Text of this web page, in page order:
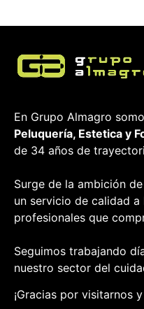
En Grupo Almagro
Peluquería, Estetica y
de 34 años de
Surge de la ambición
un servicio de calidad
profesionales que
Seguimos trabajando
nuestro sector del
¡Gracias por visitarnos